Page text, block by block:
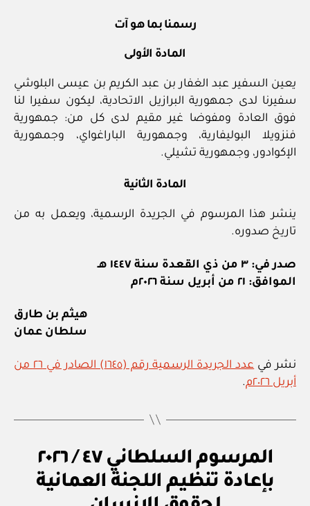
رسمنا بما هو آت
المادة الأولى
يعين السفير عبد الغفار بن عبد الكريم بن عيسى البلوشي
سفيرنا لدى جمهورية البرازيل الاتحادية، ليكون سفيرا لنا
فوق العادة ومفوضا غير مقيم لدى كل من: جمهورية
فنزويلا البوليفارية، وجمهورية الباراغواي، وجمهورية
الإكوادور، وجمهورية تشيلي.
المادة الثانية
ينشر هذا المرسوم في الجريدة الرسمية، ويعمل به من
تاريخ صدوره.
صدر في: ٣ من ذي القعدة سنة ١٤٤٧ هـ
الموافق: ٢١ من أبريل سنة ٢٠٢٦م
هيثم بن طارق
سلطان عمان
نشر في
عدد الجريدة الرسمية رقم (١٦٤٥) الصادر في ٢٦ من
أبريل ٢٠٢٦م
.
التصنيفات
المرسوم السلطاني ٤٧ / ٢٠٢٦
بإعادة تنظيم اللجنة العمانية
بو